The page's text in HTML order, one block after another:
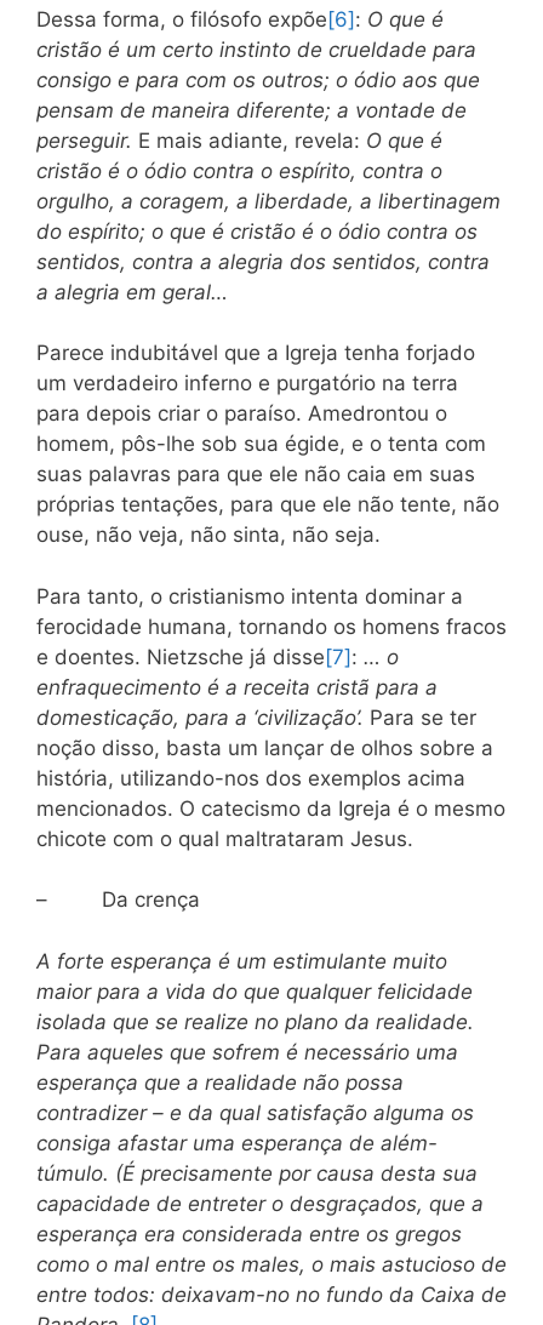
Dessa forma, o filósofo expõe[6]: O que é
cristão é um certo instinto de crueldade para
consigo e para com os outros; o ódio aos que
pensam de maneira diferente; a vontade de
perseguir. E mais adiante, revela: O que é
cristão é o ódio contra o espírito, contra o
orgulho, a coragem, a liberdade, a libertinagem
do espírito; o que é cristão é o ódio contra os
sentidos, contra a alegria dos sentidos, contra
a alegria em geral…
Parece indubitável que a Igreja tenha forjado
um verdadeiro inferno e purgatório na terra
para depois criar o paraíso. Amedrontou o
homem, pôs-lhe sob sua égide, e o tenta com
suas palavras para que ele não caia em suas
próprias tentações, para que ele não tente, não
ouse, não veja, não sinta, não seja.
Para tanto, o cristianismo intenta dominar a
ferocidade humana, tornando os homens fracos
e doentes. Nietzsche já disse[7]: … o
enfraquecimento é a receita cristã para a
domesticação, para a ‘civilização’. Para se ter
noção disso, basta um lançar de olhos sobre a
história, utilizando-nos dos exemplos acima
mencionados. O catecismo da Igreja é o mesmo
chicote com o qual maltrataram Jesus.
– Da crença
A forte esperança é um estimulante muito
maior para a vida do que qualquer felicidade
isolada que se realize no plano da realidade.
Para aqueles que sofrem é necessário uma
esperança que a realidade não possa
contradizer – e da qual satisfação alguma os
consiga afastar uma esperança de além-
túmulo. (É precisamente por causa desta sua
capacidade de entreter o desgraçados, que a
esperança era considerada entre os gregos
como o mal entre os males, o mais astucioso de
entre todos: deixavam-no no fundo da Caixa de